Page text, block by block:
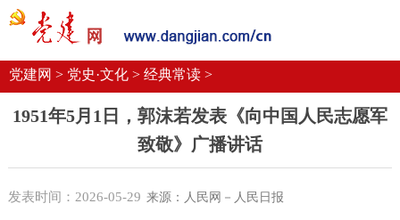
党建要闻
机关党建
校园党建 企业党建
党建网 > 党史·文化 > 经典常读 >
1951年5月1日，郭沫若发表《向中国人民志愿军
致敬》广播讲话
发表时间：2026-05-29 来源：人民网－人民日报